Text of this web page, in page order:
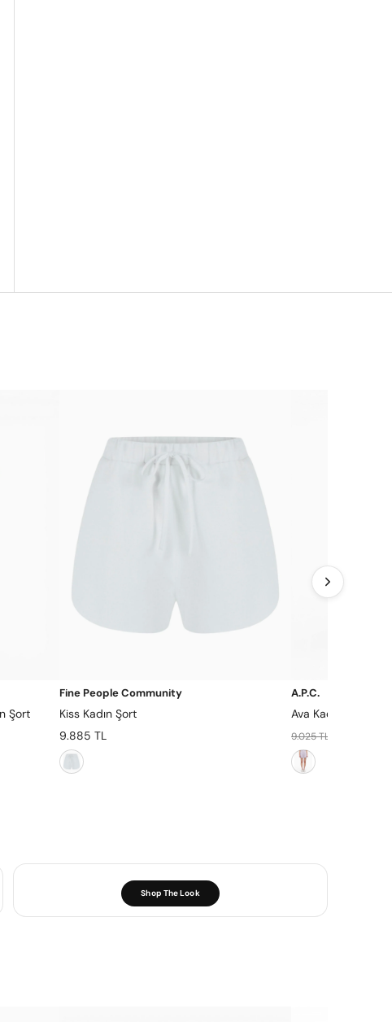
Şort
Fine People Community
Kiss Kadın Şort
9.885 TL
A.P.C.
Ava Kadın Şort
9.025 TL
Shop The Look